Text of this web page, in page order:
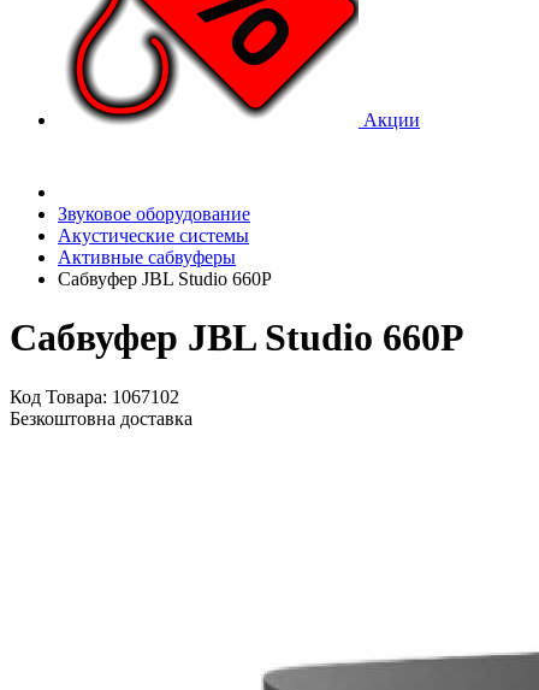
Акции
Звуковое оборудование
Акустические системы
Активные сабвуферы
Сабвуфер JBL Studio 660P
Сабвуфер JBL Studio 660P
Код Товара: 1067102
Безкоштовна доставка